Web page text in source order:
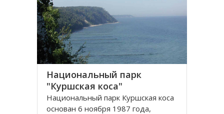
Национальный парк
"Куршская коса"
Национальный парк Куршская коса
основан 6 ноября 1987 года,